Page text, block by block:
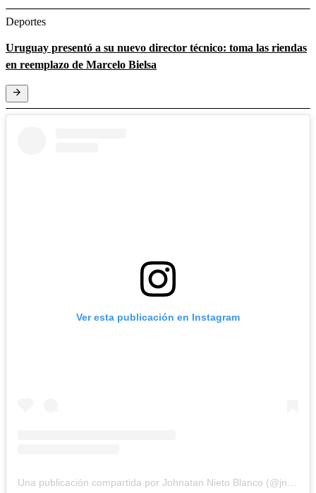
Deportes
Uruguay presentó a su nuevo director técnico: toma las riendas
en reemplazo de Marcelo Bielsa
Ver esta publicación en Instagram